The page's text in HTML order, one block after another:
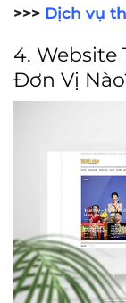
>>> Dịch vụ
4. Website
Đơn Vị